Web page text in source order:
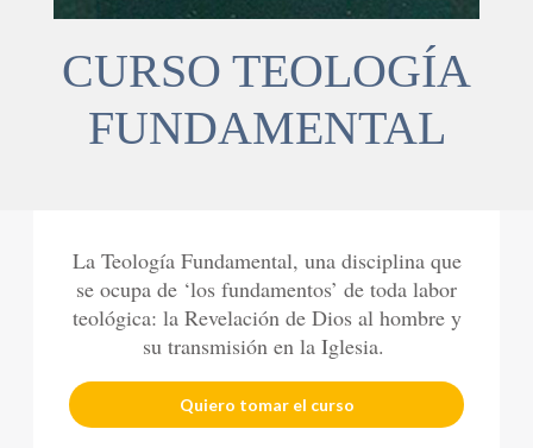
CURSO TEOLOGÍA
FUNDAMENTAL
La Teología Fundamental, una disciplina que
se ocupa de ‘los fundamentos’ de toda labor
teológica: la Revelación de Dios al hombre y
su transmisión en la Iglesia.
Quiero tomar el curso